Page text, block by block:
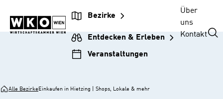
Unternehmensnavigation
springen
Inhalt
springen
Hauptnavigation
springen
Footer
springen
Bezirke
Entdecken & Erleben
Veranstaltungen
Über
uns
Kontakt
Alle BezirkeEinkaufen in Hietzing | Shops, Lokale & mehr